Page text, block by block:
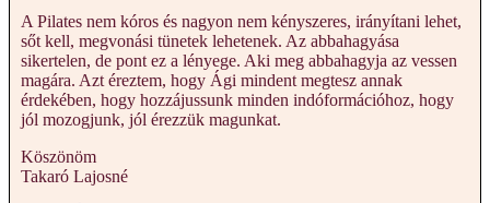
A Pilates nem kóros és nagyon nem kényszeres, irányítani lehet,
sőt kell, megvonási tünetek lehetenek. Az abbahagyása
sikertelen, de pont ez a lényege. Aki meg abbahagyja az vessen
magára. Azt éreztem, hogy Ági mindent megtesz annak
érdekében, hogy hozzájussunk minden indóformációhoz, hogy
jól mozogjunk, jól érezzük magunkat.
Köszönöm
Takaró Lajosné